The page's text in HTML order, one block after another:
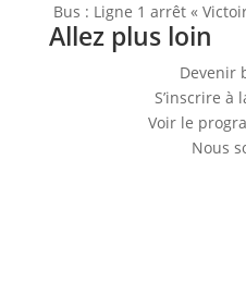
Bus : Ligne 1 arrêt «
Allez plus loin
Devenir
S’inscrire à
Voir le
Nous